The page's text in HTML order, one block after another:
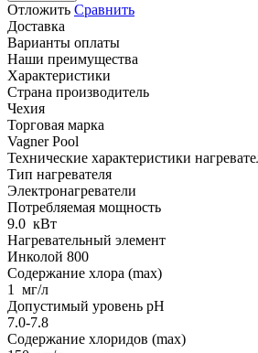
Отложить Сравнить
Доставка
Варианты оплаты
Наши преимущества
Характеристики
Страна производитель
Чехия
Торговая марка
Vagner Pool
Технические характеристики
Тип нагревателя
Электронагреватели
Потребляемая мощность
9.0 кВт
Нагревательный элемент
Инколой 800
Содержание хлора (max)
1
мг/л
Допустимый уровень pH
7.0-7.8
Содержание хлоридов (max)